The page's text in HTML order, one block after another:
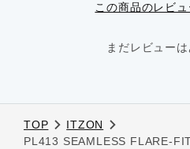
この商品のレビ
まだレビュー
TOP
ITZON
PL413 SEAMLESS FLARE-